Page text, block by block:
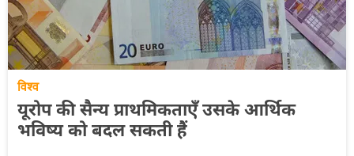
विश्व
यूरोप की सैन्य प्राथमिकताएँ उसके आर्थिक
भविष्य को बदल सकती हैं